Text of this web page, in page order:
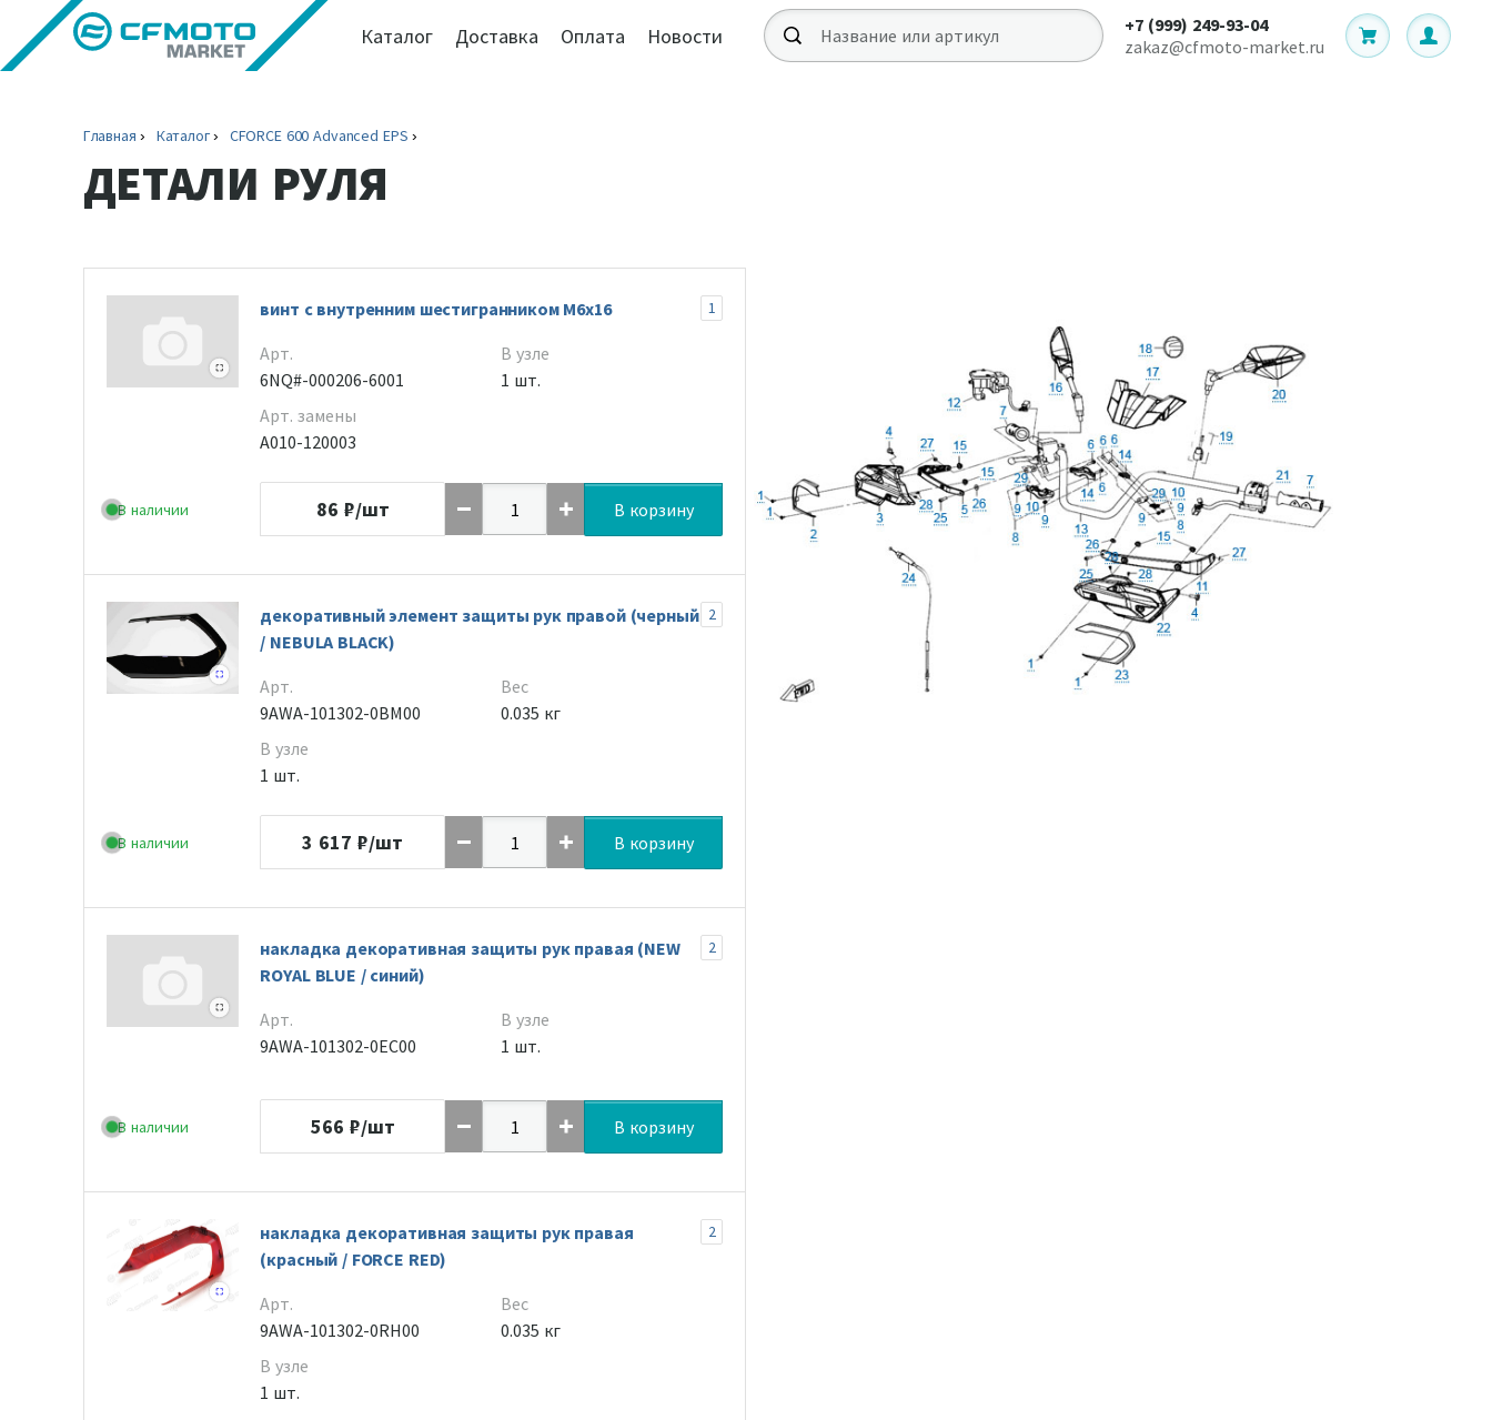
Каталог Доставка Оплата Новости
+7 (999) 249-93-04
zakaz@cfmoto-market.ru
Главная Каталог CFORCE 600 Advanced EPS
ДЕТАЛИ РУЛЯ
В наличии
винт с внутренним шестигранником М6х16 1
Арт.
6NQ#-000206-6001
Арт. замены
A010-120003
В узле
1 шт.
86 ₽/шт В корзину
В наличии
декоративный элемент защиты рук правой (черный
/ NEBULA BLACK)
2
Арт.
9AWA-101302-0BM00
В узле
1 шт.
Вес
0.035 кг
3 617 ₽/шт В корзину
В наличии
накладка декоративная защиты рук правая (NEW
ROYAL BLUE / синий)
2
Арт.
9AWA-101302-0EC00
В узле
1 шт.
566 ₽/шт В корзину
накладка декоративная защиты рук правая
(красный / FORCE RED)
2
Арт.
9AWA-101302-0RH00
В узле
1 шт.
Вес
0.035 кг